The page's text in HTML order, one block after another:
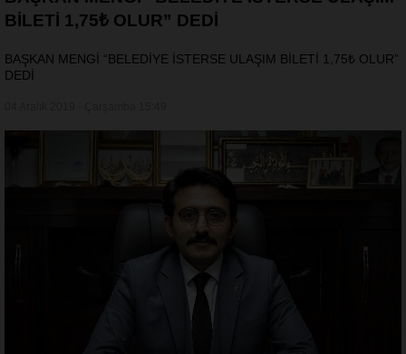
BİLETİ 1,75₺ OLUR” DEDİ
BAŞKAN MENGİ “BELEDİYE İSTERSE ULAŞIM BİLETİ 1,75₺ OLUR”
DEDİ